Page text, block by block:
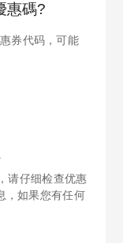
惠碼?
券代码，可能
请仔细检查优惠
，如果您有任何